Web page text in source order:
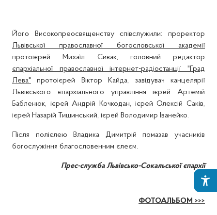
Його Високопреосвященству співслужили: проректор
Львівської православної богословської академії
протоієрей Михаїл Сивак, головний редактор
єпархіальної православної інтернет-радіостанції "Град
Лева" протоієрей Віктор Кайда, завідувач канцелярії
Львівського єпархіального управління ієрей Артемій
Бабленюк, ієрей Андрій Кочкодан, ієрей Олексій Саків,
ієрей Назарій Тишинський, ієрей Володимир Іванейко.
Після полієлею Владика Димитрій помазав учасників
богослужіння благословенним єлеєм.
Прес-служба Львівсько-Сокальської єпархії
ФОТОАЛЬБОМ >>>